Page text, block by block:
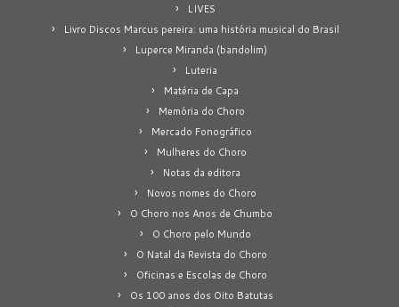
LIVES
Livro Discos Marcus pereira: uma história musical do Brasil
Luperce Miranda (bandolim)
Luteria
Matéria de Capa
Memória do Choro
Mercado Fonográfico
Mulheres do Choro
Notas da editora
Novos nomes do Choro
O Choro nos Anos de Chumbo
O Choro pelo Mundo
O Natal da Revista do Choro
Oficinas e Escolas de Choro
Os 100 anos dos Oito Batutas